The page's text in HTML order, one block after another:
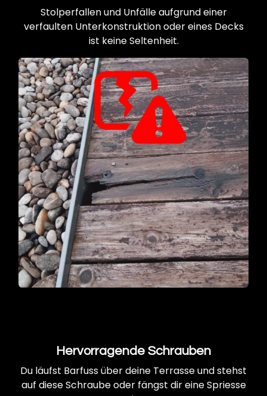
Stolperfallen und Unfälle aufgrund einer
verfaulten Unterkonstruktion oder eines Decks
ist keine Seltenheit.
Hervorragende Schrauben
Du läufst Barfuss über deine Terrasse und stehst
auf diese Schraube oder fängst dir eine Spriesse